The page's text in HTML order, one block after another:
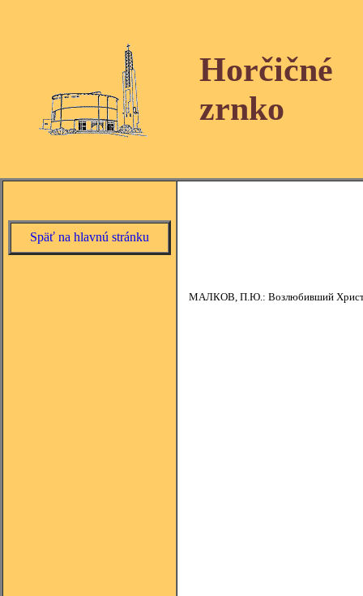
Horčičné
zrnko
Späť na hlavnú stránku
МАЛКОВ, П.Ю.: Возлюбивший Христа –